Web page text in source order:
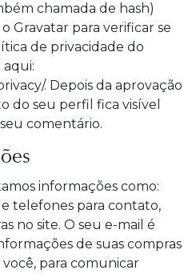
chamada de hash)
Gravatar para verificar se
de privacidade do
aqui:
. Depois da aprovação
do seu perfil fica visível
comentário.
informações como:
telefones para contato,
no site. O seu e-mail é
de suas compras
para comunicar